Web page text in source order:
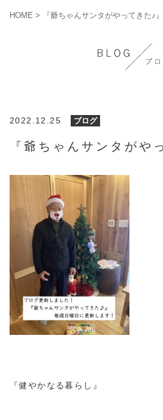
HOME > 『爺ちゃんサンタがやってきた♪』
2022.12.25 ブログ
『爺ちゃんサンタがや
『健やかなる暮らし』